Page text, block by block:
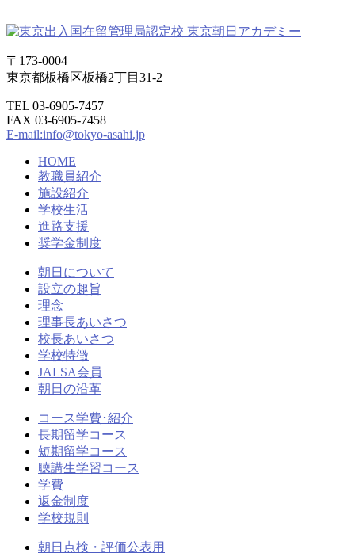
〒173-0004
東京都板橋区板橋2丁目31-2
TEL 03-6905-7457
FAX 03-6905-7458
E-mail:info@tokyo-asahi.jp
HOME
教職員紹介
施設紹介
学校生活
進路支援
奨学金制度
朝日について
設立の趣旨
理念
理事長あいさつ
校長あいさつ
学校特徴
JALSA会員
朝日の沿革
コース学費･紹介
長期留学コース
短期留学コース
聴講生学習コース
学費
返金制度
学校規則
朝日点検・評価公表用